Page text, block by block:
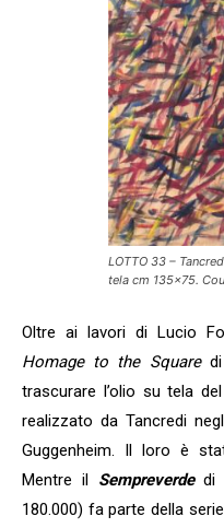
LOTTO 33 –
tela cm 135×75.
Oltre ai lavori di Lucio
Homage to the Squaredi
trascurare l’olio su tela
realizzato da Tancredi
Guggenheim. Il loro è
Mentre il Sempreverdedi
180.000) fa parte della